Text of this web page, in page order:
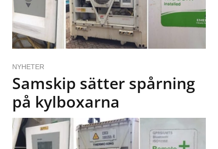
NYHETER
Samskip sätter spårning
på kylboxarna